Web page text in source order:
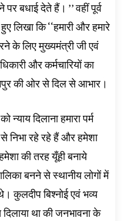
बधाई देते हैं। ’’ वहीं पूर्व
लिखा कि ‘‘हमारी और हमारे
के लिए मुख्यमंत्री जी एवं
और कर्मचारियों का
की ओर से दिल से आभार।
दिलाना हमारा पर्म
निभा रहे रहे हैं और हमेशा
की तरह यूँही बनाये
बनने से स्थानीय लोगों में
कुलदीप बिश्नोई एवं भव्य
दिलाया था की जनभावना के